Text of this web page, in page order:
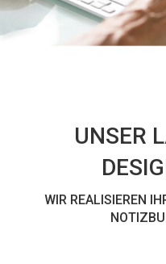
UNSER
WIR REALISIEREN